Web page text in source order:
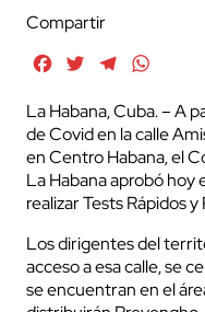
Compartir
FacebookTwitterTelegram
La Habana, Cuba. – A
de Covid en la calle
en Centro Habana, el
La Habana aprobó hoy
realizar Tests Rápidos
Los dirigentes del
acceso a esa calle, se
se encuentran en el